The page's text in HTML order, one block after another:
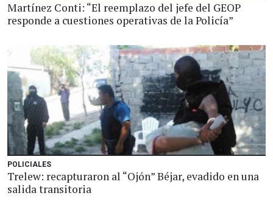
Martínez Conti: “El reemplazo del jefe del GEOP
responde a cuestiones operativas de la Policía”
POLICIALES
Trelew: recapturaron al “Ojón” Béjar, evadido en una
salida transitoria